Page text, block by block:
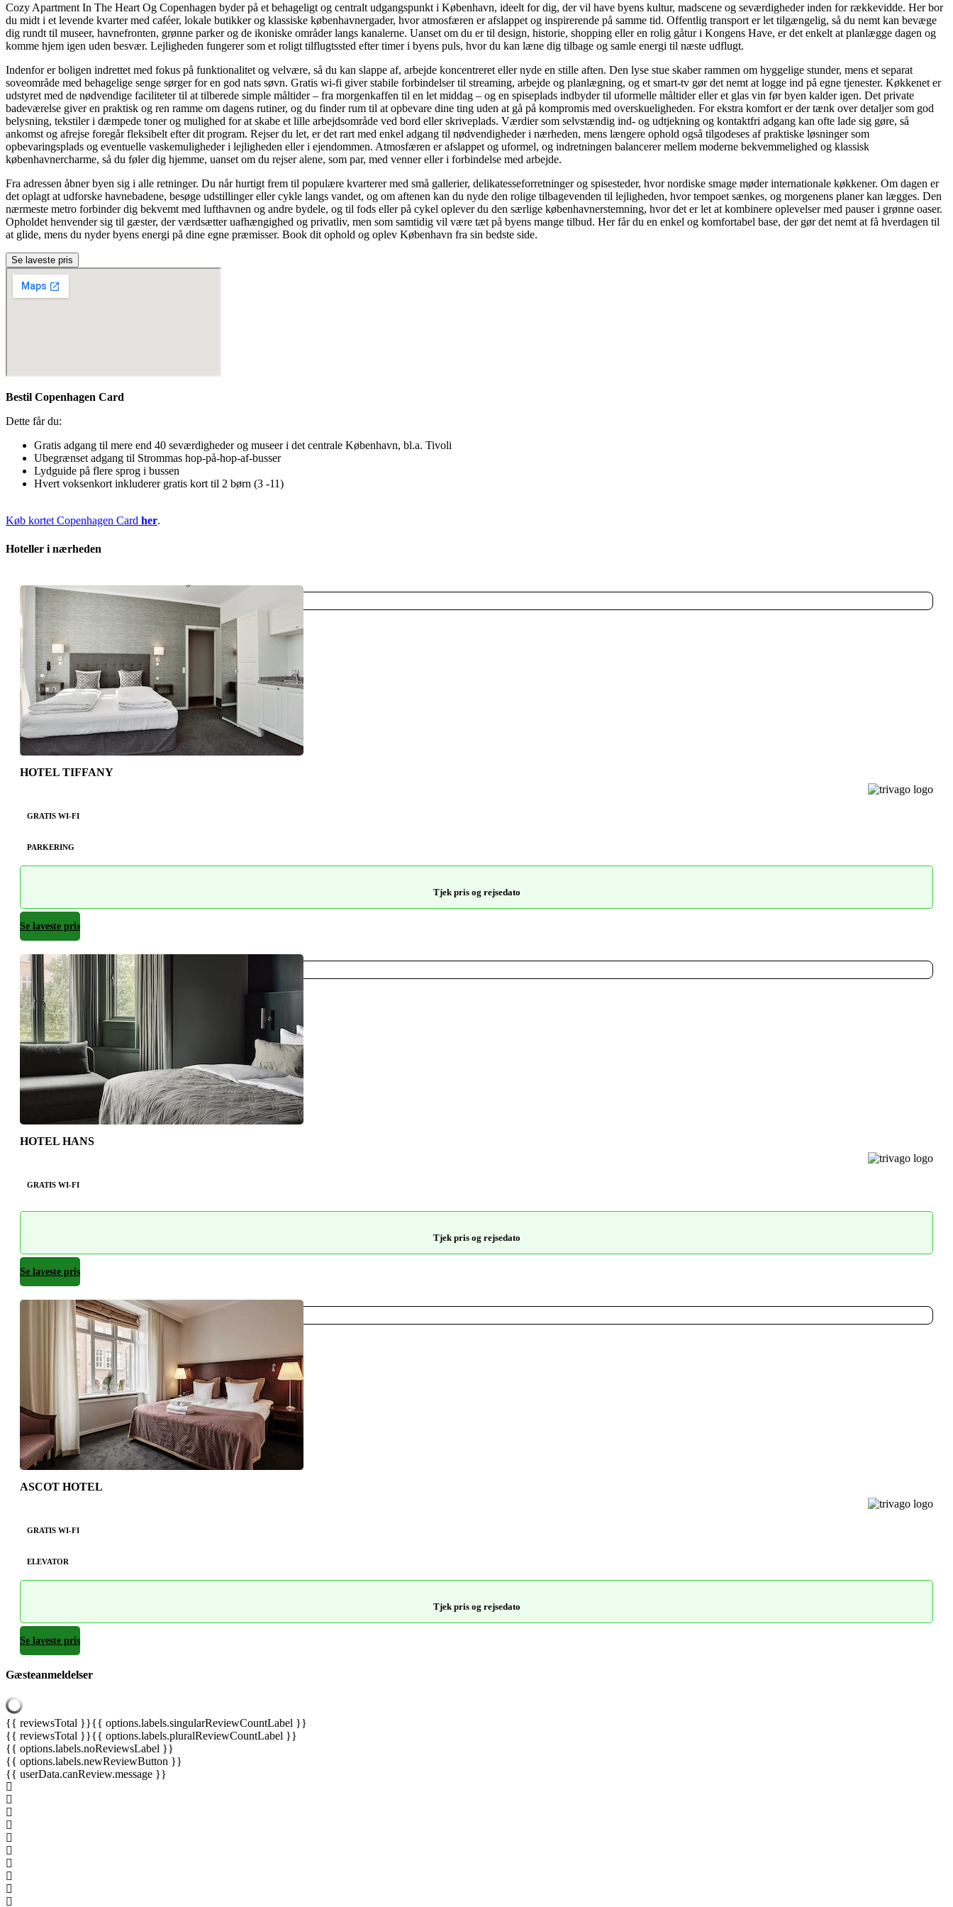
Cozy Apartment In The Heart Og Copenhagen byder på et behageligt og centralt udgangspunkt i København, ideelt for dig, der vil have byens kultur, madscene og seværdigheder inden for rækkevidde. Her bor
du midt i et levende kvarter med caféer, lokale butikker og klassiske københavnergader, hvor atmosfæren er afslappet og inspirerende på samme tid. Offentlig transport er let tilgængelig, så du nemt kan bevæge
dig rundt til museer, havnefronten, grønne parker og de ikoniske områder langs kanalerne. Uanset om du er til design, historie, shopping eller en rolig gåtur i Kongens Have, er det enkelt at planlægge dagen og
komme hjem igen uden besvær. Lejligheden fungerer som et roligt tilflugtssted efter timer i byens puls, hvor du kan læne dig tilbage og samle energi til næste udflugt.
Indenfor er boligen indrettet med fokus på funktionalitet og velvære, så du kan slappe af, arbejde koncentreret eller nyde en stille aften. Den lyse stue skaber rammen om hyggelige stunder, mens et separat
soveområde med behagelige senge sørger for en god nats søvn. Gratis wi-fi giver stabile forbindelser til streaming, arbejde og planlægning, og et smart-tv gør det nemt at logge ind på egne tjenester. Køkkenet er
udstyret med de nødvendige faciliteter til at tilberede simple måltider – fra morgenkaffen til en let middag – og en spiseplads indbyder til uformelle måltider eller et glas vin før byen kalder igen. Det private
badeværelse giver en praktisk og ren ramme om dagens rutiner, og du finder rum til at opbevare dine ting uden at gå på kompromis med overskueligheden. For ekstra komfort er der tænk over detaljer som god
belysning, tekstiler i dæmpede toner og mulighed for at skabe et lille arbejdsområde ved bord eller skriveplads. Værdier som selvstændig ind- og udtjekning og kontaktfri adgang kan ofte lade sig gøre, så
ankomst og afrejse foregår fleksibelt efter dit program. Rejser du let, er det rart med enkel adgang til nødvendigheder i nærheden, mens længere ophold også tilgodeses af praktiske løsninger som
opbevaringsplads og eventuelle vaskemuligheder i lejligheden eller i ejendommen. Atmosfæren er afslappet og uformel, og indretningen balancerer mellem moderne bekvemmelighed og klassisk
københavnercharme, så du føler dig hjemme, uanset om du rejser alene, som par, med venner eller i forbindelse med arbejde.
Fra adressen åbner byen sig i alle retninger. Du når hurtigt frem til populære kvarterer med små gallerier, delikatesseforretninger og spisesteder, hvor nordiske smage møder internationale køkkener. Om dagen er
det oplagt at udforske havnebadene, besøge udstillinger eller cykle langs vandet, og om aftenen kan du nyde den rolige tilbagevenden til lejligheden, hvor tempoet sænkes, og morgenens planer kan lægges. Den
nærmeste metro forbinder dig bekvemt med lufthavnen og andre bydele, og til fods eller på cykel oplever du den særlige københavnerstemning, hvor det er let at kombinere oplevelser med pauser i grønne oaser.
Opholdet henvender sig til gæster, der værdsætter uafhængighed og privatliv, men som samtidig vil være tæt på byens mange tilbud. Her får du en enkel og komfortabel base, der gør det nemt at få hverdagen til
at glide, mens du nyder byens energi på dine egne præmisser. Book dit ophold og oplev København fra sin bedste side.
Se laveste pris
Bestil Copenhagen Card
Dette får du:
Gratis adgang til mere end 40 seværdigheder og museer i det centrale København, bl.a. Tivoli
Ubegrænset adgang til Strommas hop-på-hop-af-busser
Lydguide på flere sprog i bussen
Hvert voksenkort inkluderer gratis kort til 2 børn (3 -11)
Køb kortet Copenhagen Card her.
Hoteller i nærheden
København
HOTEL TIFFANY
GRATIS WI-FI
PARKERING
Tjek pris og rejsedato
Se laveste pris
Indre by
HOTEL HANS
GRATIS WI-FI
Tjek pris og rejsedato
Se laveste pris
København
ASCOT HOTEL
GRATIS WI-FI
ELEVATOR
Tjek pris og rejsedato
Se laveste pris
Gæsteanmeldelser
{{ reviewsTotal }}{{ options.labels.singularReviewCountLabel }}
{{ reviewsTotal }}{{ options.labels.pluralReviewCountLabel }}
{{ options.labels.noReviewsLabel }}
{{ options.labels.newReviewButton }}
{{ userData.canReview.message }}